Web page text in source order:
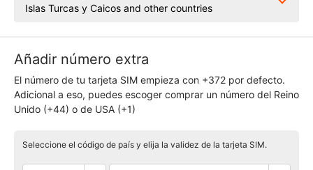
Islas Turcas y Caicos and other countries
Añadir número extra
El número de tu tarjeta SIM empieza con +372 por defecto.
Adicional a eso, puedes escoger comprar un número del Reino
Unido (+44) o de USA (+1)
Seleccione el código de país y elija la validez de la tarjeta SIM.